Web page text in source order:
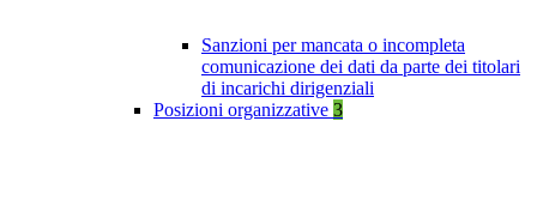
Sanzioni per mancata o incompleta
comunicazione dei dati da parte dei titolari
di incarichi dirigenziali
Posizioni organizzative 3